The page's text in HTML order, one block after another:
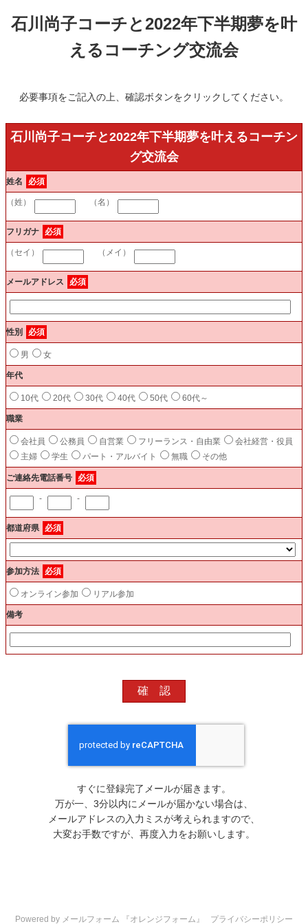
石川尚子コーチと2022年下半期夢を叶
えるコーチング交流会
必要事項をご記入の上、確認ボタンをクリックしてください。
石川尚子コーチと2022年下半期夢を叶えるコーチン
グ交流会
姓名 必須
（姓） （名）
フリガナ 必須
（セイ） （メイ）
メールアドレス 必須
性別 必須
男 女
年代
10代 20代 30代 40代 50代 60代～
職業
会社員 公務員 自営業 フリーランス・自由業
会社経営・役員
主婦
学生 パート・アルバイト 無職 その他
ご連絡先電話番号 必須
- -
都道府県 必須
参加方法 必須
オンライン参加 リアル参加
備考
すぐに登録完了メールが届きます。
万が一、3分以内にメールが届かない場合は、
メールアドレスの入力ミスが考えられますので、
大変お手数ですが、再度入力をお願いします。
Powered by メールフォーム 『オレンジフォーム』 プライバシーポリシー